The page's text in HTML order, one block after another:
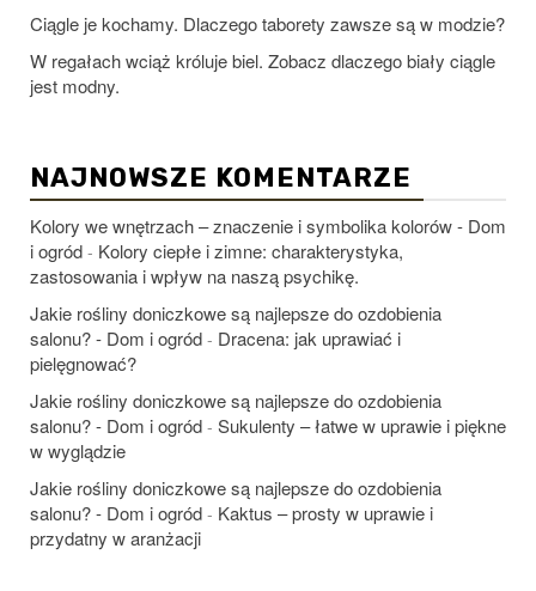
Ciągle je kochamy. Dlaczego taborety zawsze są w modzie?
W regałach wciąż króluje biel. Zobacz dlaczego biały ciągle
jest modny.
NAJNOWSZE KOMENTARZE
Kolory we wnętrzach – znaczenie i symbolika kolorów - Dom
i ogród - Kolory ciepłe i zimne: charakterystyka,
zastosowania i wpływ na naszą psychikę.
Jakie rośliny doniczkowe są najlepsze do ozdobienia
salonu? - Dom i ogród - Dracena: jak uprawiać i
pielęgnować?
Jakie rośliny doniczkowe są najlepsze do ozdobienia
salonu? - Dom i ogród - Sukulenty – łatwe w uprawie i piękne
w wyglądzie
Jakie rośliny doniczkowe są najlepsze do ozdobienia
salonu? - Dom i ogród - Kaktus – prosty w uprawie i
przydatny w aranżacji